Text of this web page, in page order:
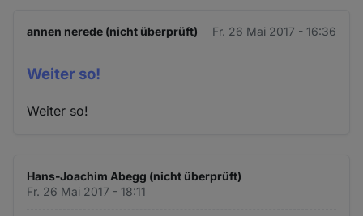
annen nerede (nicht überprüft) Fr. 26 Mai 2017 - 16:36
Weiter so!
Weiter so!
Hans-Joachim Abegg (nicht überprüft)
Fr. 26 Mai 2017 - 18:11